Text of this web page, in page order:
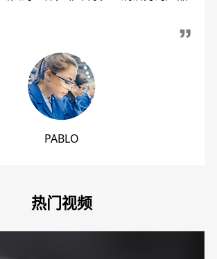
PABLO
热门视频